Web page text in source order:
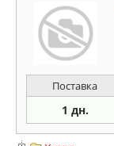
Поставка
1 дн.